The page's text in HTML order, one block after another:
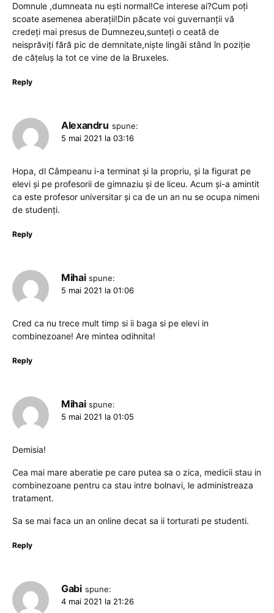
Domnule ,dumneata nu ești normal!Ce interese ai?Cum poți
scoate asemenea aberații!Din păcate voi guvernanții vă
credeți mai presus de Dumnezeu,sunteți o ceată de
neisprăviți fără pic de demnitate,niște lingăi stând în poziție
de cățeluș la tot ce vine de la Bruxeles.
Reply
Alexandru spune:
5 mai 2021 la 03:16
Hopa, dl Câmpeanu i-a terminat și la propriu, și la figurat pe
elevi și pe profesorii de gimnaziu și de liceu. Acum și-a amintit
ca este profesor universitar și ca de un an nu se ocupa nimeni
de studenți.
Reply
Mihai spune:
5 mai 2021 la 01:06
Cred ca nu trece mult timp si ii baga si pe elevi in
combinezoane! Are mintea odihnita!
Reply
Mihai spune:
5 mai 2021 la 01:05
Demisia!
Cea mai mare aberatie pe care putea sa o zica, medicii stau in
combinezoane pentru ca stau intre bolnavi, le administreaza
tratament.
Sa se mai faca un an online decat sa ii torturati pe studenti.
Reply
Gabi spune:
4 mai 2021 la 21:26